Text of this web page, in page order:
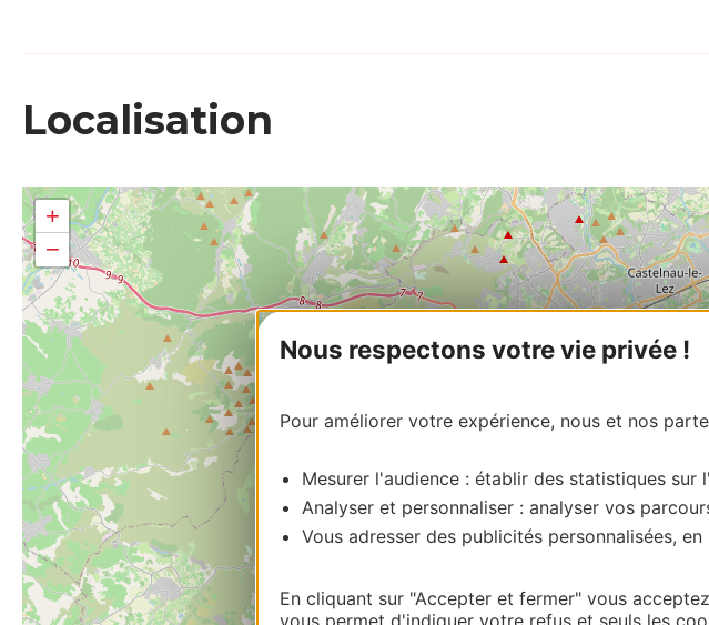
Nous respectons votre vie privée !
Pour améliorer votre expérience, nous et nos
Mesurer l'audience : établir des statistiques
Analyser et personnaliser : analyser vos
Vous adresser des publicités personnalisées,
En cliquant sur "Accepter et fermer" vous
vous permet d'indiquer votre refus et seuls les
Localisation
+
−